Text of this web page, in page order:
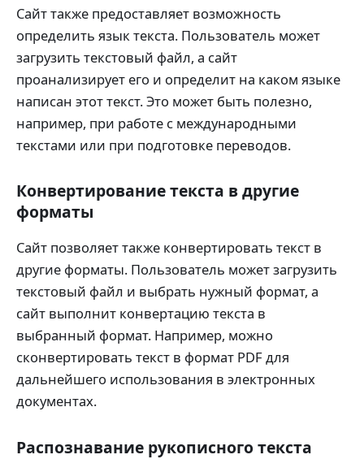
Сайт также предоставляет возможность
определить язык текста. Пользователь может
загрузить текстовый файл, а сайт
проанализирует его и определит на каком языке
написан этот текст. Это может быть полезно,
например, при работе с международными
текстами или при подготовке переводов.
Конвертирование текста в другие
форматы
Сайт позволяет также конвертировать текст в
другие форматы. Пользователь может загрузить
текстовый файл и выбрать нужный формат, а
сайт выполнит конвертацию текста в
выбранный формат. Например, можно
сконвертировать текст в формат PDF для
дальнейшего использования в электронных
документах.
Распознавание рукописного текста